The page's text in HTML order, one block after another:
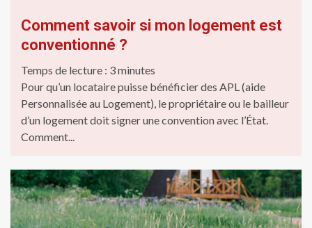
Comment savoir si mon logement est
conventionné ?
Temps de lecture : 3minutes
Pour qu’un locataire puisse bénéficier des APL (aide
Personnalisée au Logement), le propriétaire ou le bailleur
d’un logement doit signer une convention avec l’État.
Comment...